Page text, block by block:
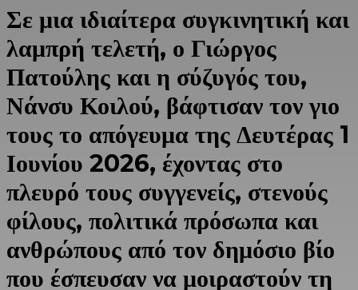
Σε μια ιδιαίτερα συγκινητική και
λαμπρή τελετή, ο Γιώργος
Πατούλης και η σύζυγός του,
Νάνσυ Κοιλού, βάφτισαν τον γιο
τους το απόγευμα της Δευτέρας 1
Ιουνίου 2026, έχοντας στο
πλευρό τους συγγενείς, στενούς
φίλους, πολιτικά πρόσωπα και
ανθρώπους από τον δημόσιο βίο
που έσπευσαν να μοιραστούν τη